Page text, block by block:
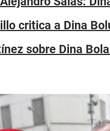
critica a Dina
sobre Dina